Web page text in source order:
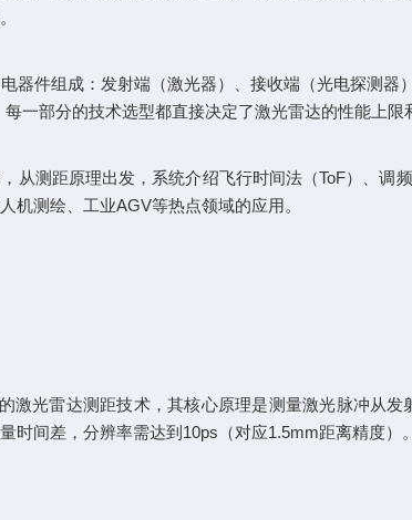
器件组成：发射端（激光器）、接收端（光电探测
一部分的技术选型都直接决定了激光雷达的性能上限
从测距原理出发，系统介绍飞行时间法（ToF）、调
机测绘、工业AGV等热点领域的应用。
激光雷达测距技术，其核心原理是测量激光脉冲从
时间差，分辨率需达到10ps（对应1.5mm距离精度